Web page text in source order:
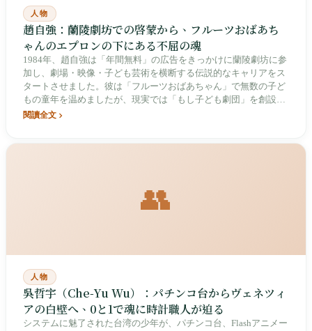
人物
趙自強：蘭陵劇坊での啓蒙から、フルーツおばあち
ゃんのエプロンの下にある不屈の魂
1984年、趙自強は「年間無料」の広告をきっかけに蘭陵劇坊に参
加し、劇場・映像・子ども芸術を横断する伝説的なキャリアをス
タートさせました。彼は「フルーツおばあちゃん」で無数の子ど
もの童年を温めましたが、現実では「もし子ども劇団」を創設し
数千万円の負債を抱え、パンデミックと財務危機の中で「絶対に
閱讀全文
👥
人物
吳哲宇（Che-Yu Wu）：パチンコ台からヴェネツィ
アの白壁へ、0と1で魂に時計職人が迫る
システムに魅了された台湾の少年が、パチンコ台、Flashアニメー